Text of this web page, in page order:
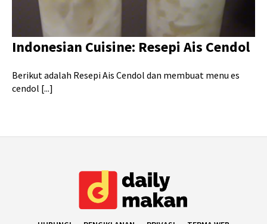
Indonesian Cuisine: Resepi Ais Cendol
Berikut adalah Resepi Ais Cendol dan membuat menu es
cendol [...]